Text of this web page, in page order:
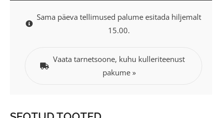
Sama päeva tellimused palume esitada hiljemalt
15.00.
Vaata tarnetsoone, kuhu kulleriteenust
pakume »